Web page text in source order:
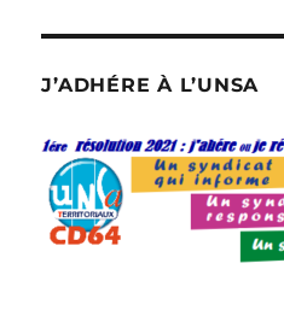
J’ADHÉRE À L’UNSA